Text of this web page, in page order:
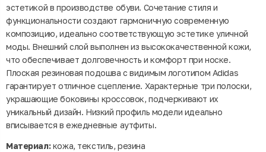
эстетикой в производстве обуви. Сочетание стиля и
функциональности создают гармоничную современную
композицию, идеально соответствующую эстетике уличной
моды. Внешний слой выполнен из высококачественной кожи,
что обеспечивает долговечность и комфорт при носке.
Плоская резиновая подошва с видимым логотипом Adidas
гарантирует отличное сцепление. Характерные три полоски,
украшающие боковины кроссовок, подчеркивают их
уникальный дизайн. Низкий профиль модели идеально
вписывается в ежедневные аутфиты.
Материал:кожа, текстиль, резина